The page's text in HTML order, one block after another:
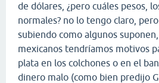
de dólares, ¿pero cuáles pesos,
normales? no lo tengo claro,
subiendo como algunos
mexicanos tendríamos motivos
plata en los colchones o en el
dinero malo (como bien predijo